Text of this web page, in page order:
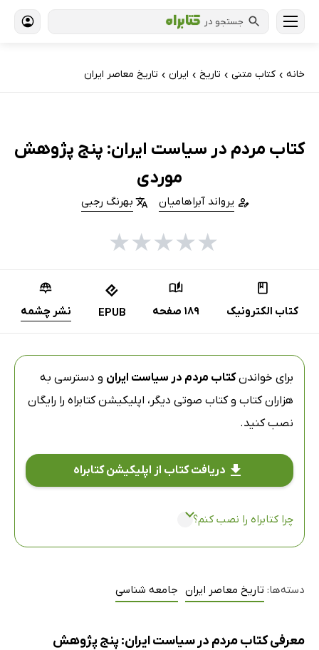
جستجو در
خانه › کتاب‌ متنی › تاریخ › ایران › تاریخ معاصر ایران
کتاب مردم در سیاست ایران: پنج پژوهش
موردی
یرواند آبراهامیان بهرنگ رجبی
★
★
★
★
★
کتاب الکترونیک 189 صفحه EPUB نشر چشمه
برای خواندنکتاب مردم در سیاست ایران و دسترسی به
هزاران کتاب و کتاب صوتی دیگر، اپلیکیشن کتابراه را رایگان
نصب کنید.
دریافت کتاب از اپلیکیشن کتابراه
چرا کتابراه را نصب کنم؟
دسته‌ها: تاریخ معاصر ایران جامعه شناسی
معرفی کتاب مردم در سیاست ایران: پنج پژوهش